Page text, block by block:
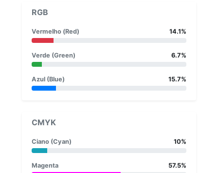
RGB
Vermelho (Red) 14.1%
Verde (Green) 6.7%
Azul (Blue) 15.7%
CMYK
Ciano (Cyan) 10%
Magenta 57.5%